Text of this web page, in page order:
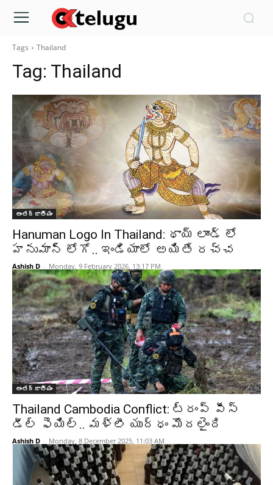
Tags Thailand
Tag: Thailand
అంతర్జాతీయం
Hanuman Logo In Thailand: థాయ్ లాండ్ లో
హనుమాన్ లోగో.. ఇండియాలో అయితే రచ్చ
Ashish D - Monday, 9 February 2026, 13:17 PM
అంతర్జాతీయం
Thailand Cambodia Conflict: ట్రంప్‌ పీస్‌
డీల్‌ ఫెయిల్‌.. మళ్లీ యుద్ధం మొదలైంది
Ashish D - Monday, 8 December 2025, 11:03 AM